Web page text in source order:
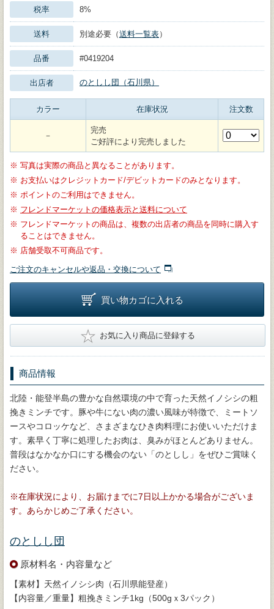
税率 8%
送料 別途必要（送料一覧表）
品番 #0419204
出店者 のとしし団（石川県）
カラー 在庫状況 注文数
－
完売
ご好評により完売しました
※ 写真は実際の商品と異なることがあります。
※ お支払いはクレジットカード/デビットカードのみとなります。
※ ポイントのご利用はできません。
※ フレンドマーケットの価格表示と送料について
※ フレンドマーケットの商品は、複数の出店者の商品を同時に購入す
ることはできません。
※ 店舗受取不可商品です。
ご注文のキャンセルや返品・交換について
買い物カゴに入れる
★ お気に入り商品に登録する
商品情報
北陸・能登半島の豊かな自然環境の中で育った天然イノシシの粗
挽きミンチです。豚や牛にない肉の濃い風味が特徴で、ミートソ
ースやコロッケなど、さまざまなひき肉料理にお使いいただけま
す。素早く丁寧に処理したお肉は、臭みがほとんどありません。
普段はなかなか口にする機会のない「のとしし」をぜひご賞味く
ださい。
※在庫状況により、お届けまでに7日以上かかる場合がございま
す。あらかじめご了承ください。
のとしし団
原材料名・内容量など
【素材】天然イノシシ肉（石川県能登産）
【内容量／重量】粗挽きミンチ1kg（500gｘ3パック）